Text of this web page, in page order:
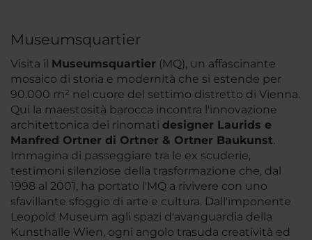
Museumsquartier
Visita il Museumsquartier (MQ), un affascinante
mosaico di storia e modernità che si estende per
90.000 m² nel cuore del settimo distretto di Vienna.
Qui la maestosità barocca incontra l'innovazione
architettonica dei rinomati designer Laurids e
Manfred Ortner di Ortner & Ortner Baukunst.
Immagina di passeggiare tra le ex scuderie,
testimoni silenziose della trasformazione che, dal
1998 al 2001, ha portato l'MQ a rivivere con uno
sfavillante sfoggio di arte e cultura. Dall'imponente
Leopold Museum agli spazi d'avanguardia della
Kunsthalle Wien, ogni angolo trasuda creatività ed